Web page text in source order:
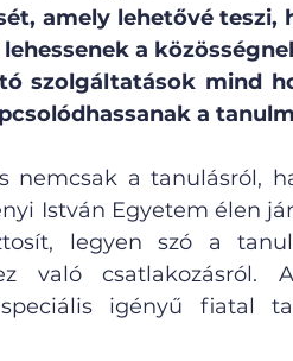
amely lehetővé
a
szolgáltatások mind
a
nemcsak a tanulásról,
István Egyetem élen
legyen szó a
való
speciális igényű fiatal